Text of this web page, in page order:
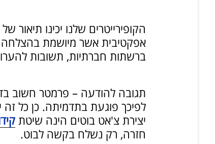
הקופירייטרים שלנו יכינו
אפקטיבית אשר מיושמת בהצלחה
ברשתות חברתיות, תשובות
תגובה להודעה – פרמטר חשוב
לפיכך פוגעת בתדמיתה. כן כל זה
יצירת צ'אט בוטים הינה שיטת
חזרה, רק נשלח בקשה לבוט.